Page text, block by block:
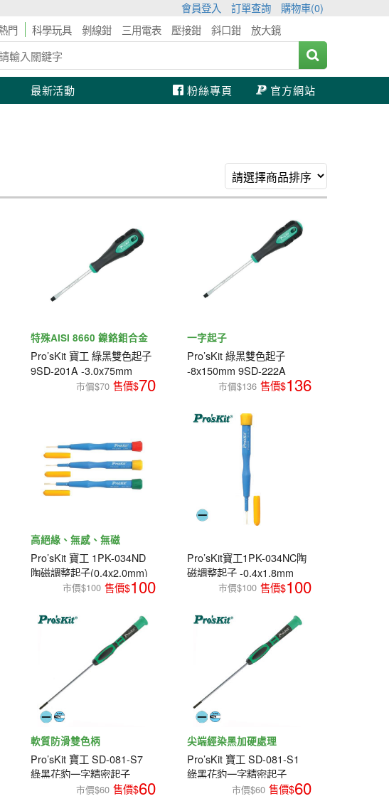
會員登入 訂單查詢 購物車(0)
科學玩具
剝線鉗 三用電表 壓接鉗 斜口鉗 放大鏡
最新活動 官方網站
粉絲專頁
特殊AISI 8660 鎳鉻鉬合金
精製
Pro’sKit 寶工 綠黑雙色起子
9SD-201A -3.0x75mm
市價$70 70
一字起子
Pro’sKit 綠黑雙色起子
-8x150mm 9SD-222A
市價$136 136
高絕緣、無感、無磁
Pro’sKit 寶工 1PK-034ND
陶磁調整起子(0.4x2.0mm)
市價$100 100
Pro’sKit寶工1PK-034NC陶
磁調整起子 -0.4x1.8mm
市價$100 100
軟質防滑雙色柄
Pro’sKit 寶工 SD-081-S7
綠黑花豹一字精密起子
市價$60 60
尖端經染黑加硬處理
Pro’sKit 寶工 SD-081-S1
綠黑花豹一字精密起子
市價$60 60